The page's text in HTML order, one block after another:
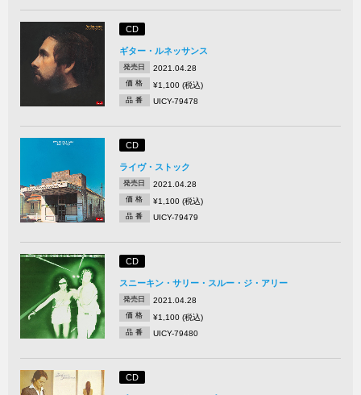
CD
ギター・ルネッサンス
発売日 2021.04.28
価 格 ¥1,100 (税込)
品 番 UICY-79478
CD
ライヴ・ストック
発売日 2021.04.28
価 格 ¥1,100 (税込)
品 番 UICY-79479
CD
スニーキン・サリー・スルー・ジ・アリー
発売日 2021.04.28
価 格 ¥1,100 (税込)
品 番 UICY-79480
CD